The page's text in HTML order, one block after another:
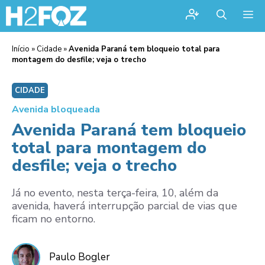
Início » Cidade »Avenida Paraná tem bloqueio total para
montagem do desfile; veja o trecho
CIDADE
Avenida bloqueada
Avenida Paraná tem bloqueio
total para montagem do
desfile; veja o trecho
Já no evento, nesta terça-feira, 10, além da
avenida, haverá interrupção parcial de vias que
ficam no entorno.
Paulo Bogler